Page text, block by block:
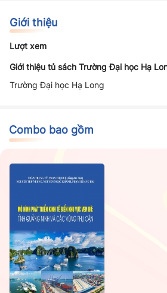
Giới thiệu
Lượt xem
Giới thiệu tủ sách Trường Đại học Hạ
Trường Đại học Hạ Long
Combo bao gồm